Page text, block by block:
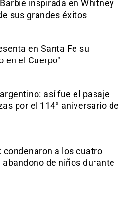
inspirada en Whitney
sus grandes éxitos
en Santa Fe su
en el Cuerpo"
así fue el pasaje
por el 114° aniversario de
condenaron a los cuatro
abandono de niños durante